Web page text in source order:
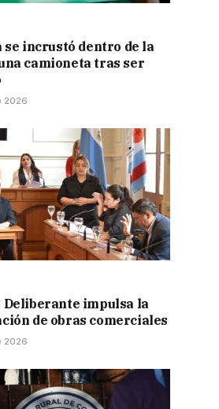
se incrustó dentro de la
camioneta tras ser
2026
Deliberante impulsa la
de obras comerciales
2026